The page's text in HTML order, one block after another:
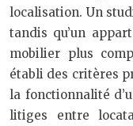
localisation. Un
tandis qu’un
mobilier plus
établi des critères
la fonctionnalité
litiges entre